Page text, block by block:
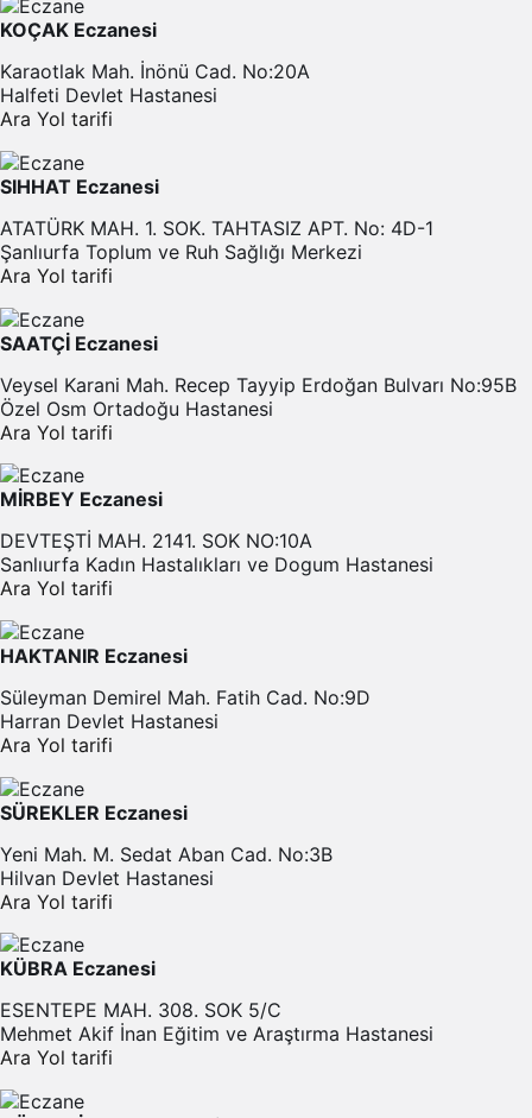
KOÇAK Eczanesi
Karaotlak Mah. İnönü Cad. No:20A
Halfeti Devlet Hastanesi
Ara Yol tarifi
SIHHAT Eczanesi
ATATÜRK MAH. 1. SOK. TAHTASIZ APT. No: 4D-1
Şanlıurfa Toplum ve Ruh Sağlığı Merkezi
Ara Yol tarifi
SAATÇİ Eczanesi
Veysel Karani Mah. Recep Tayyip Erdoğan Bulvarı No:95B
Özel Osm Ortadoğu Hastanesi
Ara Yol tarifi
MİRBEY Eczanesi
DEVTEŞTİ MAH. 2141. SOK NO:10A
Sanlıurfa Kadın Hastalıkları ve Dogum Hastanesi
Ara Yol tarifi
HAKTANIR Eczanesi
Süleyman Demirel Mah. Fatih Cad. No:9D
Harran Devlet Hastanesi
Ara Yol tarifi
SÜREKLER Eczanesi
Yeni Mah. M. Sedat Aban Cad. No:3B
Hilvan Devlet Hastanesi
Ara Yol tarifi
KÜBRA Eczanesi
ESENTEPE MAH. 308. SOK 5/C
Mehmet Akif İnan Eğitim ve Araştırma Hastanesi
Ara Yol tarifi